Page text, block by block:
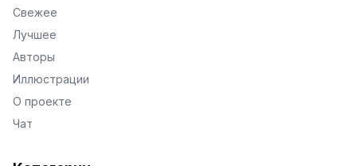
Свежее
Лучшее
Авторы
Иллюстрации
О проекте
Чат